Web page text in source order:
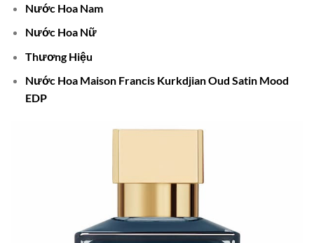
Nước Hoa Nam
Nước Hoa Nữ
Thương Hiệu
Nước Hoa Maison Francis Kurkdjian Oud Satin Mood
EDP